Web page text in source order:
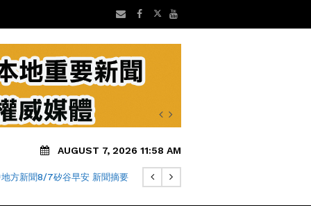
AUGUST 7, 2026 11:58 AM
地方新聞8/7矽谷早安 新聞摘要